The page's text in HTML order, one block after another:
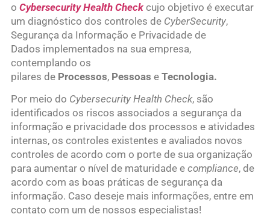
o Cybersecurity Health Check cujo objetivo é executar
um diagnóstico dos controles de CyberSecurity,
Segurança da Informação e Privacidade de
Dados implementados na sua empresa,
contemplando os
pilares de Processos, Pessoas e Tecnologia.
Por meio do Cybersecurity Health Check, são
identificados os riscos associados a segurança da
informação e privacidade dos processos e atividades
internas, os controles existentes e avaliados novos
controles de acordo com o porte de sua organização
para aumentar o nível de maturidade e compliance, de
acordo com as boas práticas de segurança da
informação. Caso deseje mais informações, entre em
contato com um de nossos especialistas!